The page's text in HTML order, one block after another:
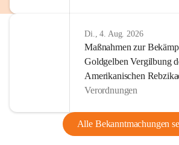
Di., 4. Aug. 2026
Maßnahmen zur
Goldgelben Vergilbung
Amerikanischen
Verordnungen
Alle Bekanntmachungen